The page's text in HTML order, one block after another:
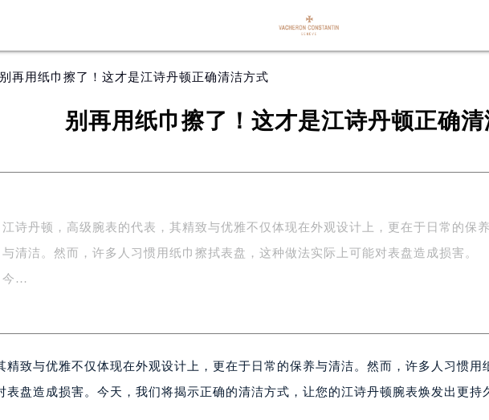
再用纸巾擦了！这才是江诗丹顿正确清洁方式
别再用纸巾擦了！这才是江诗丹顿正确
江诗丹顿，高级腕表的代表，其精致与优雅不仅体现在外观设计上，更在于日常的保养
与清洁。然而，许多人习惯用纸巾擦拭表盘，这种做法实际上可能对表盘造成损害。
今…
精致与优雅不仅体现在外观设计上，更在于日常的保养与清洁。然而，许多人习惯用
表盘造成损害。今天，我们将揭示正确的清洁方式，让您的江诗丹顿腕表焕发出更持